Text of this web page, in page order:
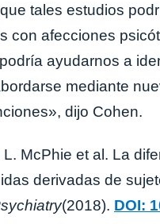
tales estudios
con afecciones
ayudarnos a
mediante
dijo Cohen.
L. McPhie et al. La
derivadas de
(2018). DOI: